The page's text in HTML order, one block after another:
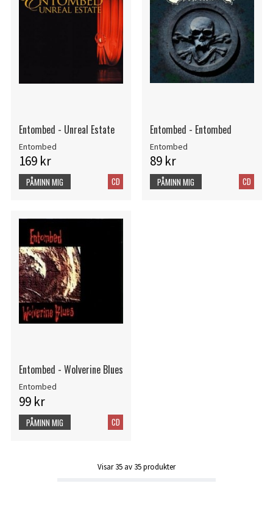
Entombed - Unreal Estate
Entombed
169 kr
CD
PÅMINN MIG
Entombed - Entombed
Entombed
89 kr
CD
PÅMINN MIG
Entombed - Wolverine Blues
Entombed
99 kr
CD
PÅMINN MIG
Visar35 av 35produkter